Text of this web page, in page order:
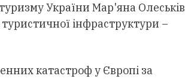
України Мар'яна Олеськів
інфраструктури –
катастроф у Європі за